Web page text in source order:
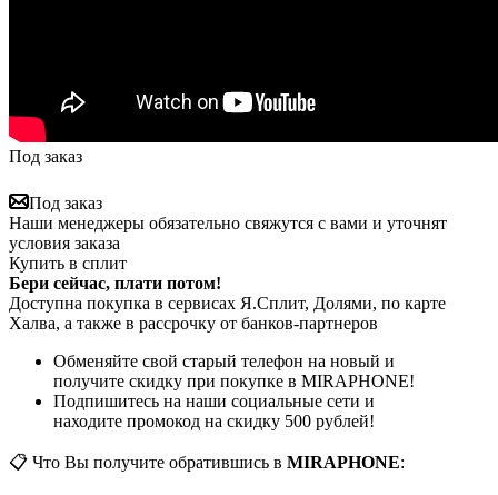
Под заказ
Под заказ
Наши менеджеры обязательно свяжутся с вами и уточнят
условия заказа
Купить в сплит
Бери сейчас, плати потом!
Доступна покупка в сервисах Я.Сплит, Долями, по карте
Халва, а также в рассрочку от банков-партнеров
Обменяйте свой старый телефон на новый и
получите скидку при покупке в MIRAPHONE!
Подпишитесь на наши социальные сети и
находите промокод на скидку 500 рублей!
📋 Что Вы получите обратившись в MIRAPHONE: